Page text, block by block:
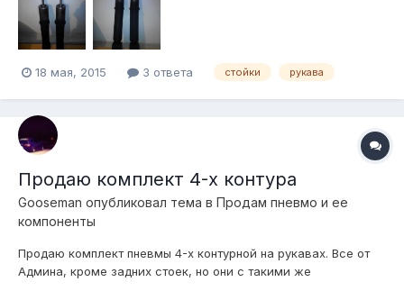
новые, без пробега, масляные, разборные, мягкие. Цена
3тыс.
18 мая, 2015 3 ответа стойки рукава
Продаю комплект 4-х контура
Gooseman опубликовал тема в Продам пневмо и ее
компоненты
Продаю комплект пневмы 4-х контурной на рукавах. Все от
Админа, кроме задних стоек, но они с такими же